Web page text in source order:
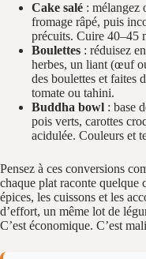
Cake salé : mélangez
fromage râpé, puis
précuits. Cuire 40–45
Boulettes : réduisez
herbes, un liant (œuf
des boulettes et faites
tomate ou tahini.
Buddha bowl : base
pois verts, carottes
acidulée. Couleurs et
Pensez à ces conversions
chaque plat raconte quelque
épices, les cuissons et les
d’effort, un même lot de
C’est économique. C’est